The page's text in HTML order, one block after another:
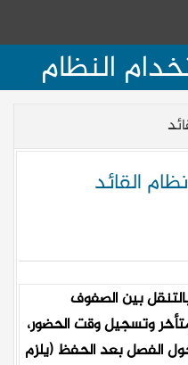
النظام
القائد
بين الصفوف
وتسجيل وقت الحضور،
الفصل بعد الحفظ (يلزم